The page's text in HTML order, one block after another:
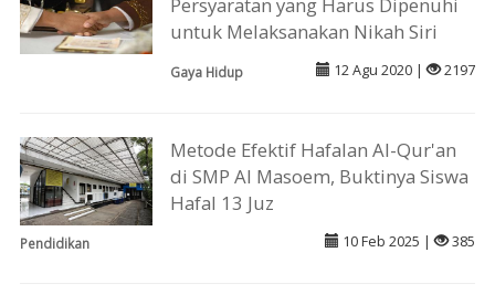
Persyaratan yang Harus Dipenuhi
untuk Melaksanakan Nikah Siri
Gaya Hidup 12 Agu 2020 | 2197
Metode Efektif Hafalan Al-Qur'an
di SMP Al Masoem, Buktinya Siswa
Hafal 13 Juz
Pendidikan 10 Feb 2025 | 385